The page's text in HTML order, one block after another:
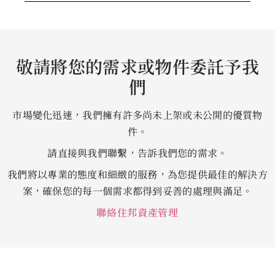
敬請將您的需求或物件委託予我
們
市場變化迅速，我們擁有許多尚未上架或未公開的優質物
件。
請直接與我們聯繫，告訴我們您的需求。
我們將以專業的態度和細緻的服務，為您提供最佳的解決方
案，確保您的每一個需求都得到妥善的處理與滿足。
聯絡住邦資產管理